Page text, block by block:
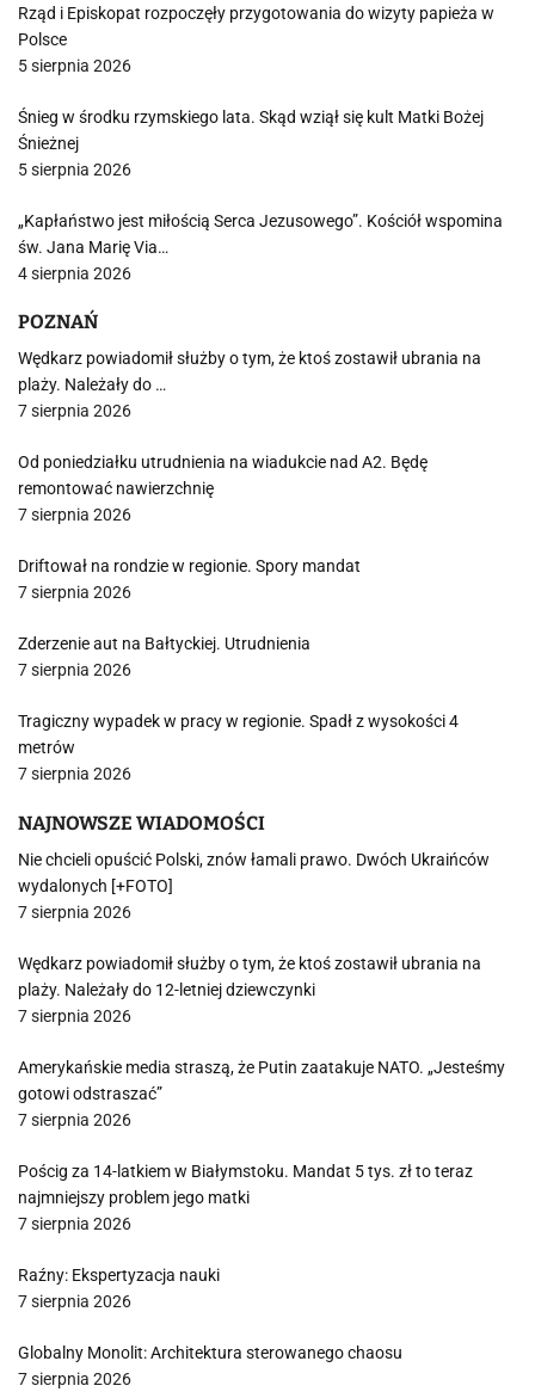
Rząd i Episkopat rozpoczęły przygotowania do wizyty papieża w
Polsce
5 sierpnia 2026
Śnieg w środku rzymskiego lata. Skąd wziął się kult Matki Bożej
Śnieżnej
5 sierpnia 2026
„Kapłaństwo jest miłością Serca Jezusowego”. Kościół wspomina
św. Jana Marię Via…
4 sierpnia 2026
POZNAŃ
Wędkarz powiadomił służby o tym, że ktoś zostawił ubrania na
plaży. Należały do …
7 sierpnia 2026
Od poniedziałku utrudnienia na wiadukcie nad A2. Będę
remontować nawierzchnię
7 sierpnia 2026
Driftował na rondzie w regionie. Spory mandat
7 sierpnia 2026
Zderzenie aut na Bałtyckiej. Utrudnienia
7 sierpnia 2026
Tragiczny wypadek w pracy w regionie. Spadł z wysokości 4
metrów
7 sierpnia 2026
NAJNOWSZE WIADOMOŚCI
Nie chcieli opuścić Polski, znów łamali prawo. Dwóch Ukraińców
wydalonych [+FOTO]
7 sierpnia 2026
Wędkarz powiadomił służby o tym, że ktoś zostawił ubrania na
plaży. Należały do 12-letniej dziewczynki
7 sierpnia 2026
Amerykańskie media straszą, że Putin zaatakuje NATO. „Jesteśmy
gotowi odstraszać”
7 sierpnia 2026
Pościg za 14-latkiem w Białymstoku. Mandat 5 tys. zł to teraz
najmniejszy problem jego matki
7 sierpnia 2026
Raźny: Ekspertyzacja nauki
7 sierpnia 2026
Globalny Monolit: Architektura sterowanego chaosu
7 sierpnia 2026